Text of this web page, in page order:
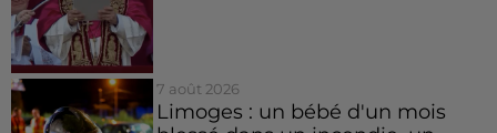
7 août 2026
Limoges : un bébé d'un mois